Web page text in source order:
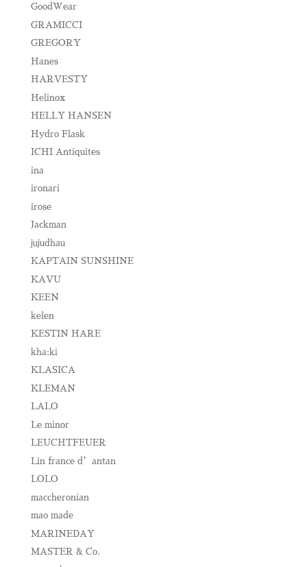
GoodWear
GRAMICCI
GREGORY
Hanes
HARVESTY
Helinox
HELLY HANSEN
Hydro Flask
ICHI Antiquites
ina
ironari
irose
Jackman
jujudhau
KAPTAIN SUNSHINE
KAVU
KEEN
kelen
KESTIN HARE
kha:ki
KLASICA
KLEMAN
LALO
Le minor
LEUCHTFEUER
Lin france d’antan
LOLO
maccheronian
mao made
MARINEDAY
MASTER & Co.